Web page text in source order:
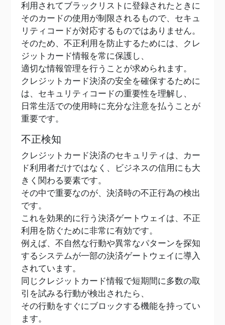
利用されてブラックリストに登録されたときに
そのカードの使用が制限されるもので、セキュ
リティコードが対応するものではありません。
そのため、不正利用を防止するためには、クレ
ジットカード情報を常に保護し、
適切な情報管理を行うことが求められます。
クレジットカード決済の安全を確保するために
は、セキュリティコードの重要性を理解し、
日常生活での使用時に充分な注意を払うことが
重要です。
不正検知
クレジットカード決済のセキュリティは、カー
ド利用者だけではなく、ビジネスの信用にも大
きく関わる要素です。
その中で重要なのが、決済時の不正行為の検出
です。
これを効果的に行う決済ゲートウェイは、不正
利用を防ぐために非常に有効です。
例えば、不自然な行動や異常なパターンを探知
するシステムが一部の決済ゲートウェイに導入
されています。
同じクレジットカード情報で短期間に多数の取
引を試みる行動が検出されたら、
その行動をすぐにブロックする機能を持ってい
ます。